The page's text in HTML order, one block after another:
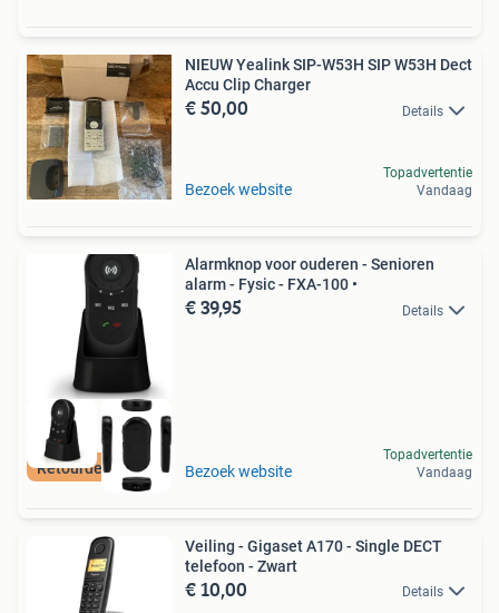
NIEUW Yealink SIP-W53H SIP W53H Dect
Accu Clip Charger
€ 50,00 Details
Bezoek website
Topadvertentie
Vandaag
Retourdeal Korting
Alarmknop voor ouderen - Senioren
alarm - Fysic - FXA-100 •
€ 39,95 Details
Bezoek website
Topadvertentie
Vandaag
Veiling - Gigaset A170 - Single DECT
telefoon - Zwart
€ 10,00 Details